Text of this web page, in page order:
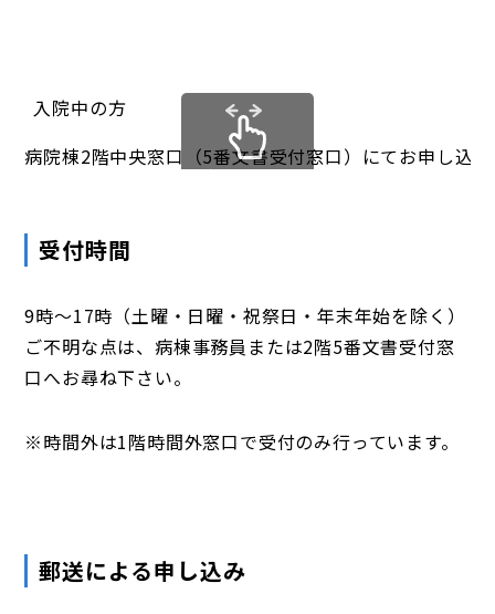
入院中の方
病院棟2階中央窓口（5番文書受付窓口）にてお申し込
スクロールできます
受付時間
9時～17時（土曜・日曜・祝祭日・年末年始を除く）
ご不明な点は、病棟事務員または2階5番文書受付窓
口へお尋ね下さい。
※時間外は1階時間外窓口で受付のみ行っています。
郵送による申し込み